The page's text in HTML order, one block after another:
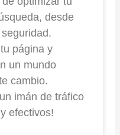
desde
página y
un mundo
cambio.
imán de tráfico
efectivos!